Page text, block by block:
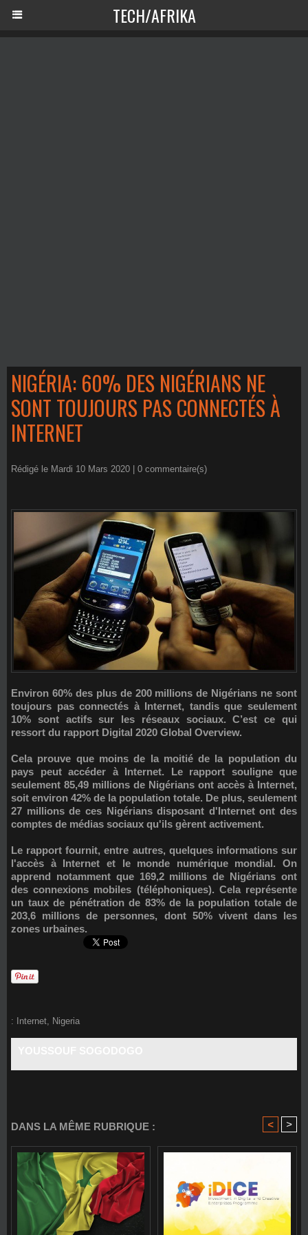
TECH/AFRIKA
NIGÉRIA: 60% DES NIGÉRIANS NE
SONT TOUJOURS PAS CONNECTÉS À
INTERNET
Rédigé le Mardi 10 Mars 2020 | 0 commentaire(s)
Environ 60% des plus de 200 millions de Nigérians ne sont
toujours pas connectés à Internet, tandis que seulement
10% sont actifs sur les réseaux sociaux. C’est ce qui
ressort du rapport Digital 2020 Global Overview.
Cela prouve que moins de la moitié de la population du
pays peut accéder à Internet. Le rapport souligne que
seulement 85,49 millions de Nigérians ont accès à Internet,
soit environ 42% de la population totale. De plus, seulement
27 millions de ces Nigérians disposant d'Internet ont des
comptes de médias sociaux qu'ils gèrent activement.
Le rapport fournit, entre autres, quelques informations sur
l'accès à Internet et le monde numérique mondial. On
apprend notamment que 169,2 millions de Nigérians ont
des connexions mobiles (téléphoniques). Cela représente
un taux de pénétration de 83% de la population totale de
203,6 millions de personnes, dont 50% vivent dans les
zones urbaines.
: Internet, Nigeria
DANS LA MÊME RUBRIQUE : < >